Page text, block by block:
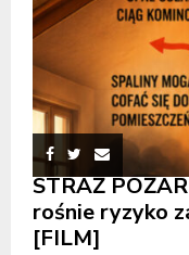
STRAŻ
rośnie ryzyko
[FILM]